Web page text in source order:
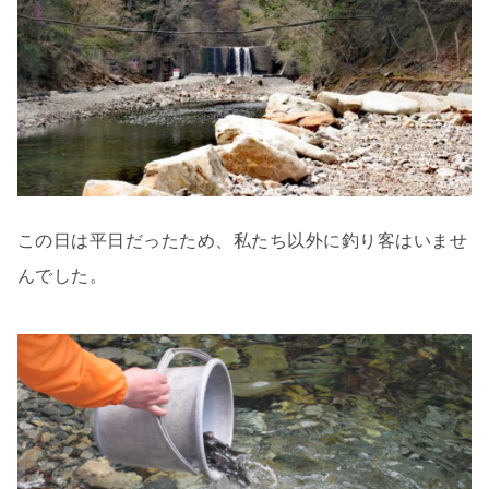
この日は平日だったため、私たち以外に釣り客はいませ
んでした。